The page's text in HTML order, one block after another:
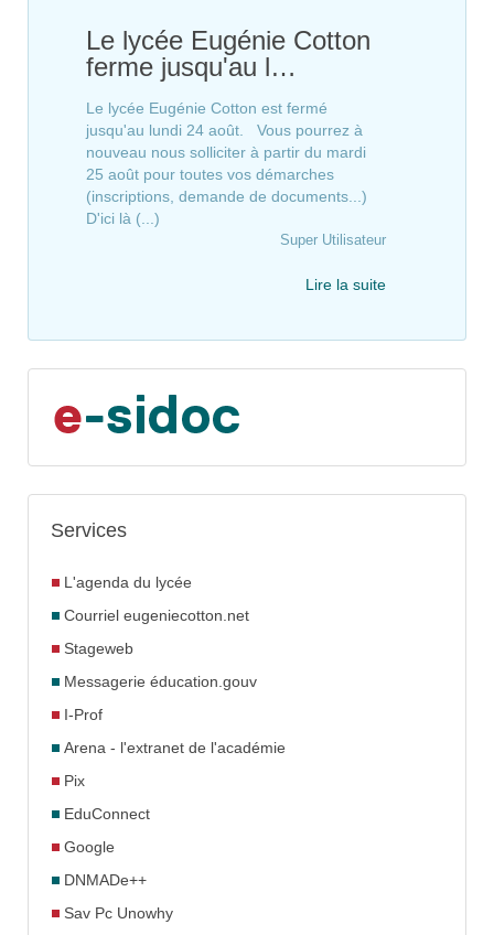
Le lycée Eugénie Cotton
ferme jusqu'au l…
Le lycée Eugénie Cotton est fermé
jusqu'au lundi 24 août. Vous pourrez à
nouveau nous solliciter à partir du mardi
25 août pour toutes vos démarches
(inscriptions, demande de documents...)
D'ici là (...)
Super Utilisateur
Lire la suite
Services
L'agenda du lycée
Courriel eugeniecotton.net
Stageweb
Messagerie éducation.gouv
I-Prof
Arena - l'extranet de l'académie
Pix
EduConnect
Google
DNMADe++
Sav Pc Unowhy